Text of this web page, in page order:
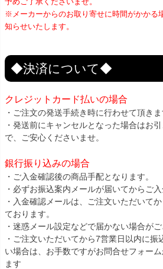
※メーカーからのお取り寄せに時間がかかる
知らせいたします。
◆決済について◆
クレジットカード払いの場合
・ご注文の発送手続き時に行わせて頂きま
・発送前にキャンセルとなった場合はお
で、ご安心くださいませ。
銀行振り込みの場合
・ご入金確認後の商品手配となります。
・必ずお振込案内メールが届いてからご
・入金確認メールは、ご注文いただいて
ております。
・迷惑メール設定などで届かない場合がご
・ご注文いただいてから7営業日以内に振
い場合は、お手数ですがお問合せフォー
ます